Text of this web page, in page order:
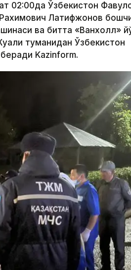
02:00да Ўзбекистон
Латифжонов
ва битта «Ванхолл»
туманидан Ўзбекистон
Kazinform.